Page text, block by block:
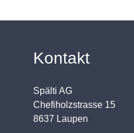
Kontakt
Spälti AG
Chefiholzstrasse 15
8637 Laupen